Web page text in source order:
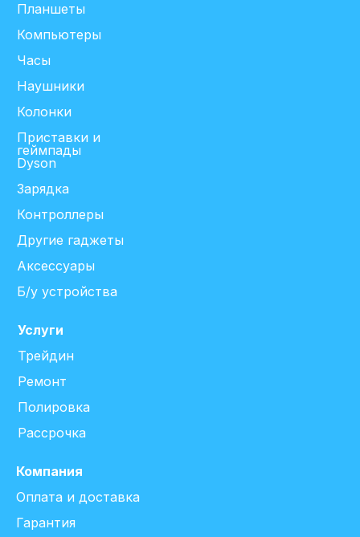
Услуги
Трейдин
Планшеты
Ремонт
Компьютеры
Полировка
Часы
Рассрочка
Наушники
Колонки
Приставки и
геймпады
Dyson
Зарядка
Контроллеры
Другие гаджеты
Аксессуары
Компания
Б/у устройства
Оплата и доставка
Гарантия